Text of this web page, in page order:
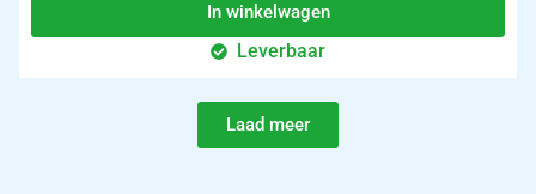
In winkelwagen
Leverbaar
Laad meer